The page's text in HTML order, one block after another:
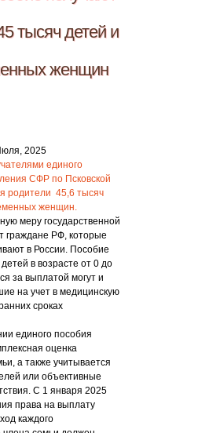
тысяч детей и
женщин
2025
единого
СФР по Псковской
родители 45,6 тысяч
женщин.
меру государственной
граждане РФ, которые
в России. Пособие
в возрасте от 0 до
за выплатой могут и
на учет в медицинскую
сроках
единого пособия
оценка
а также учитывается
или объективные
С 1 января 2025
права на выплату
каждого